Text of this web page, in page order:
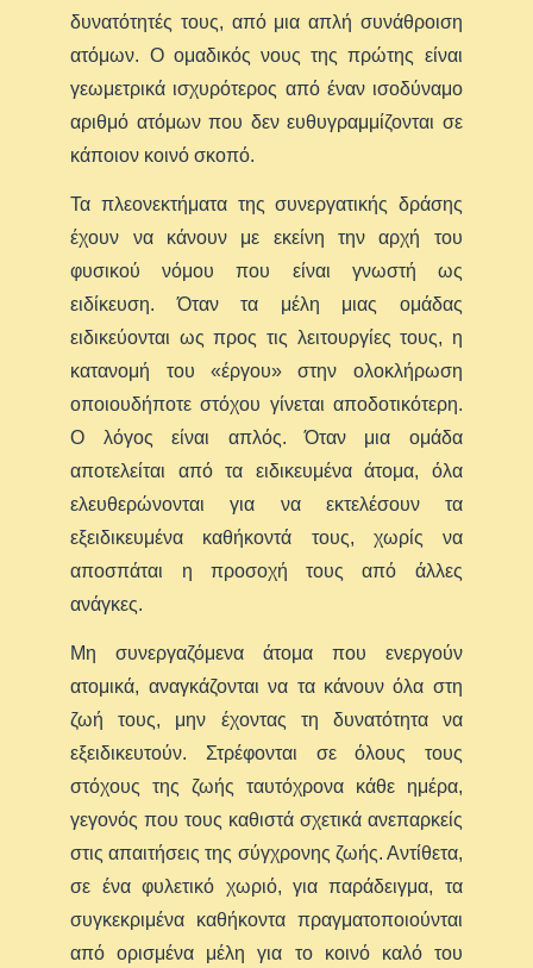
δυνατότητές τους, από μια απλή συνάθροιση
ατόμων. Ο ομαδικός νους της πρώτης είναι
γεωμετρικά ισχυρότερος από έναν ισοδύναμο
αριθμό ατόμων που δεν ευθυγραμμίζονται σε
κάποιον κοινό σκοπό.
Τα πλεονεκτήματα της συνεργατικής δράσης
έχουν να κάνουν με εκείνη την αρχή του
φυσικού νόμου που είναι γνωστή ως
ειδίκευση. Όταν τα μέλη μιας ομάδας
ειδικεύονται ως προς τις λειτουργίες τους, η
κατανομή του «έργου» στην ολοκλήρωση
οποιουδήποτε στόχου γίνεται αποδοτικότερη.
Ο λόγος είναι απλός. Όταν μια ομάδα
αποτελείται από τα ειδικευμένα άτομα, όλα
ελευθερώνονται για να εκτελέσουν τα
εξειδικευμένα καθήκοντά τους, χωρίς να
αποσπάται η προσοχή τους από άλλες
ανάγκες.
Μη συνεργαζόμενα άτομα που ενεργούν
ατομικά, αναγκάζονται να τα κάνουν όλα στη
ζωή τους, μην έχοντας τη δυνατότητα να
εξειδικευτούν. Στρέφονται σε όλους τους
στόχους της ζωής ταυτόχρονα κάθε ημέρα,
γεγονός που τους καθιστά σχετικά ανεπαρκείς
στις απαιτήσεις της σύγχρονης ζωής. Αντίθετα,
σε ένα φυλετικό χωριό, για παράδειγμα, τα
συγκεκριμένα καθήκοντα πραγματοποιούνται
από ορισμένα μέλη για το κοινό καλό του